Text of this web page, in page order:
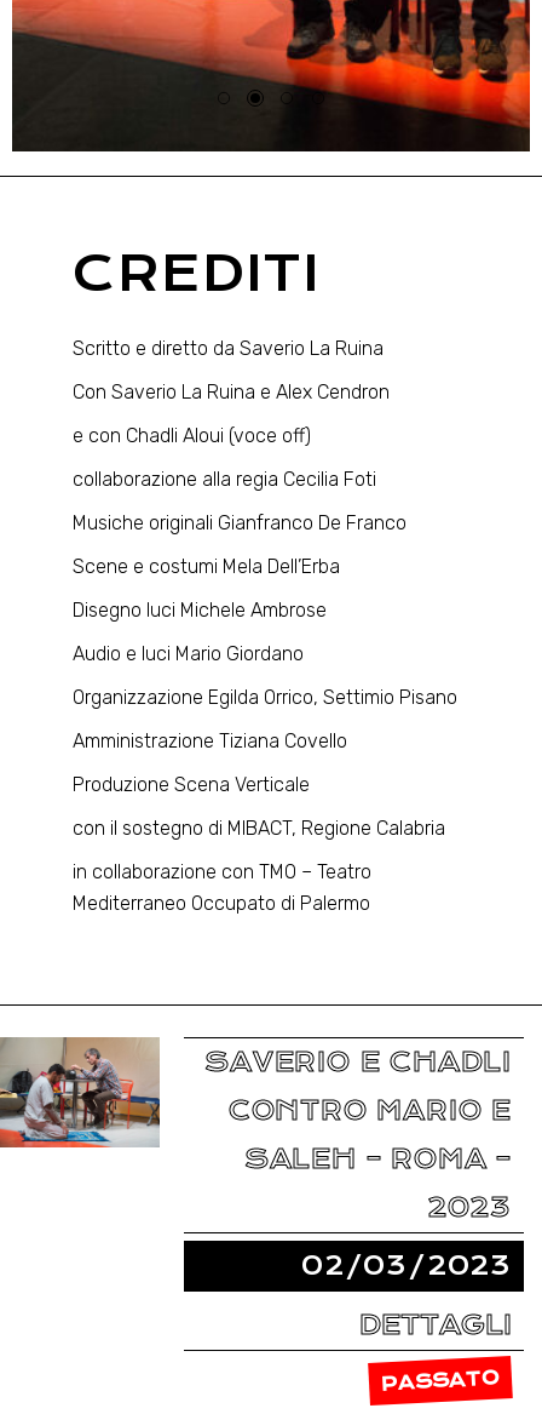
CREDITI
Scritto e diretto da Saverio La Ruina
Con Saverio La Ruina e Alex Cendron
e con Chadli Aloui (voce off)
collaborazione alla regia Cecilia Foti
Musiche originali Gianfranco De Franco
Scene e costumi Mela Dell’Erba
Disegno luci Michele Ambrose
Audio e luci Mario Giordano
Organizzazione Egilda Orrico, Settimio Pisano
Amministrazione Tiziana Covello
Produzione Scena Verticale
con il sostegno di MIBACT, Regione Calabria
in collaborazione con TMO – Teatro
Mediterraneo Occupato di Palermo
SAVERIO E CHADLI
CONTRO MARIO E
SALEH – ROMA –
2023
02/03/2023
DETTAGLI
PASSATO